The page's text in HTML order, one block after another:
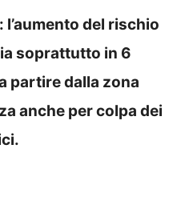
del rischio
soprattutto in 6
partire dalla zona
anche per colpa dei